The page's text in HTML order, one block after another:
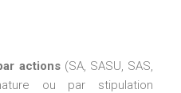
actions(SA, SASU, SAS,
ou par stipulation